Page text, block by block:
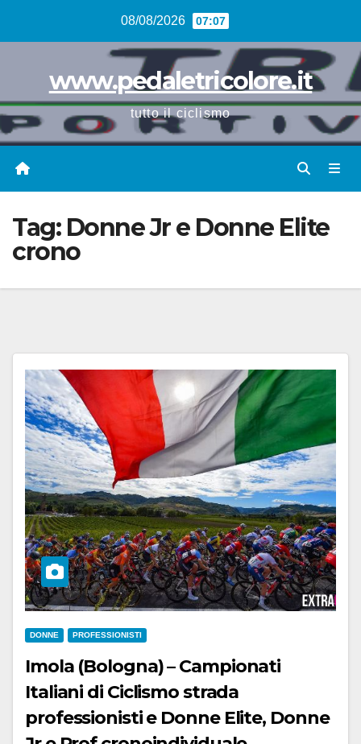
08/08/2026 07:07
www.pedaletricolore.it
tutto il ciclismo
Tag: Donne Jr e Donne Elite
crono
DONNE PROFESSIONISTI
Imola (Bologna) – Campionati
Italiani di Ciclismo strada
professionisti e Donne Elite, Donne